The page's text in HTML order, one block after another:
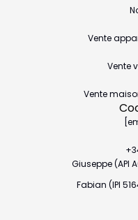
Giuseppe (API
Fabian (IPI
Vente
Vente
Vente